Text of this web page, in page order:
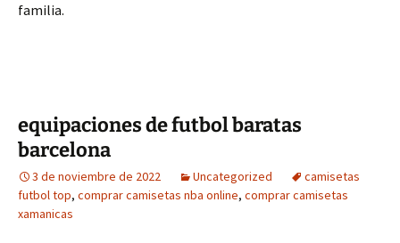
familia.
equipaciones de futbol baratas
barcelona
3 de noviembre de 2022 Uncategorized
camisetas
futbol top, comprar camisetas nba online, comprar camisetas
xamanicas